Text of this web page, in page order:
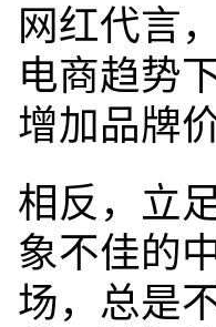
网红代言
电商趋势
增加品牌
相反，立
象不佳的
场，总是